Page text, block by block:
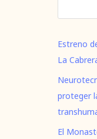
Estreno
La
proteger
El